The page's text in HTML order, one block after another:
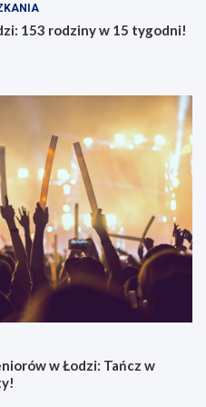
153 rodziny w 15 tygodni!
w Łodzi: Tańcz w